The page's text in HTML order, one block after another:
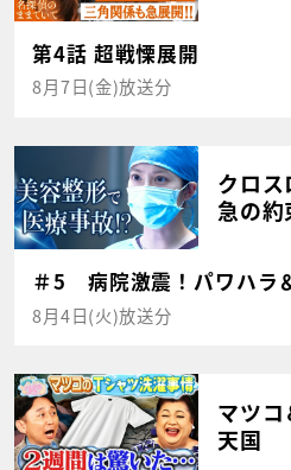
第4話 超戦慄展開
8月7日(金)放送分
クロ
急の約
＃5 病院激震！パワハラ
8月4日(火)放送分
マツ
天国